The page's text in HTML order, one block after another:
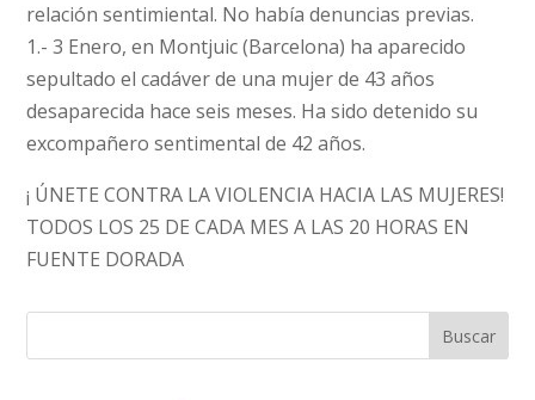
relación sentimiental. No había denuncias previas.
1.- 3 Enero, en Montjuic (Barcelona) ha aparecido
sepultado el cadáver de una mujer de 43 años
desaparecida hace seis meses. Ha sido detenido su
excompañero sentimental de 42 años.
¡ ÚNETE CONTRA LA VIOLENCIA HACIA LAS MUJERES!
TODOS LOS 25 DE CADA MES A LAS 20 HORAS EN
FUENTE DORADA